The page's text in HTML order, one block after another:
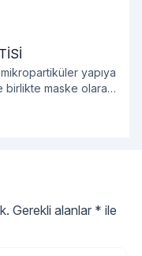
yapıya
birlikte maske olarak
Gerekli alanlar * ile